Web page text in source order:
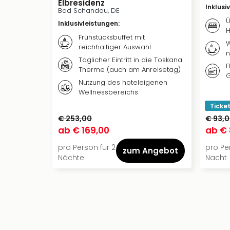
Elbresidenz
Bad Schandau, DE
Inklusivleistungen:
Frühstücksbuffet mit
reichhaltiger Auswahl
Täglicher Eintritt in die Toskana
Therme (auch am Anreisetag)
Nutzung des hoteleigenen
Wellnessbereichs
€ 253,00
ab € 169,00
pro Person für 2
Nächte
zum Angebot
€
ab €
pro
Nacht